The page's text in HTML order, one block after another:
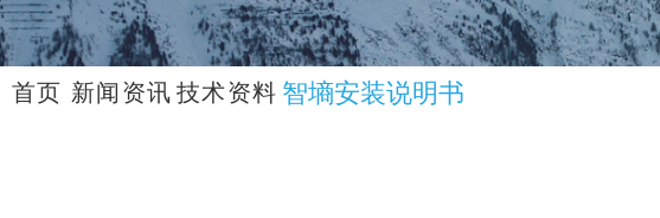
首页 新闻资讯 技术资料 智墒安装说明书